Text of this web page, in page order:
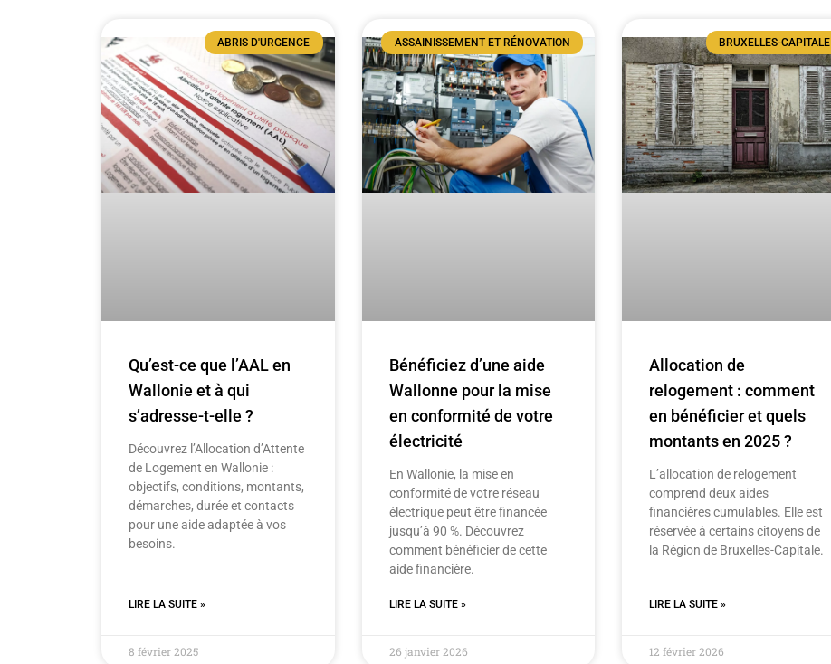
ABRIS D'URGENCE
Qu’est-ce que l’AAL en
Wallonie et à qui
s’adresse-t-elle ?
Découvrez l’Allocation d’Attente
de Logement en Wallonie :
objectifs, conditions, montants,
démarches, durée et contacts
pour une aide adaptée à vos
besoins.
LIRE LA SUITE »
8 février 2025
ASSAINISSEMENT ET RÉNOVATION
Bénéficiez d’une aide
Wallonne pour la mise
en conformité de votre
électricité
En Wallonie, la mise en
conformité de votre réseau
électrique peut être financée
jusqu’à 90 %. Découvrez
comment bénéficier de cette
aide financière.
LIRE LA SUITE »
26 janvier 2026
BRUXELLES-CAPITALE
Allocation de
relogement : comment
en bénéficier et quels
montants en 2025 ?
L’allocation de relogement
comprend deux aides
financières cumulables. Elle est
réservée à certains citoyens de
la Région de Bruxelles-Capitale.
LIRE LA SUITE »
12 février 2026